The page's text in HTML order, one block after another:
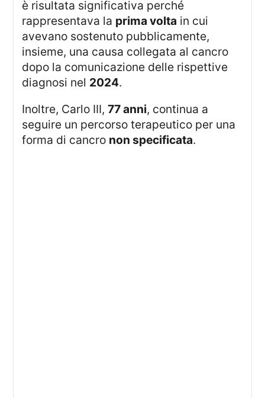
è risultata significativa perché
rappresentava la prima volta in cui
avevano sostenuto pubblicamente,
insieme, una causa collegata al cancro
dopo la comunicazione delle rispettive
diagnosi nel 2024.
Inoltre, Carlo III,77 anni, continua a
seguire un percorso terapeutico per una
forma di cancro non specificata.